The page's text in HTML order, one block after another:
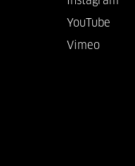
YouTube
Vimeo